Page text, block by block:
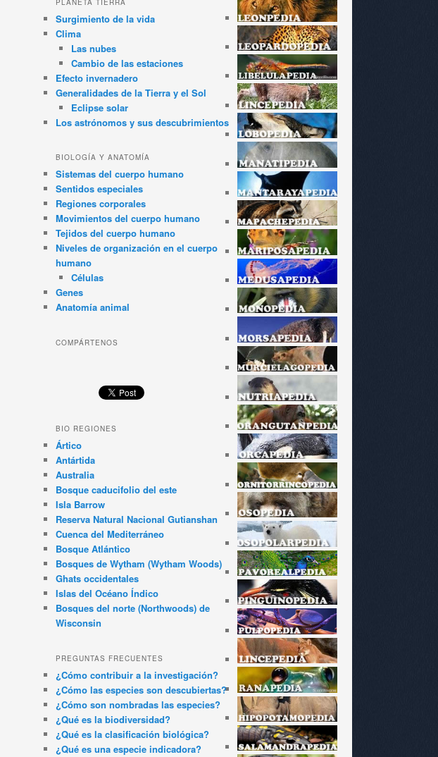
PLANETA TIERRA
Surgimiento de la vida
Clima
Las nubes
Cambio de las estaciones
Efecto invernadero
Generalidades de la Tierra y el Sol
Eclipse solar
Los astrónomos y sus descubrimientos
BIOLOGÍA Y ANATOMÍA
Sistemas del cuerpo humano
Sentidos especiales
Regiones corporales
Movimientos del cuerpo humano
Tejidos del cuerpo humano
Niveles de organización en el cuerpo
humano
Células
Genes
Anatomía animal
COMPÁRTENOS
BIO REGIONES
Ártico
Antártida
Australia
Bosque caducifolio del este
Isla Barrow
Reserva Natural Nacional Gutianshan
Cuenca del Mediterráneo
Bosque Atlántico
Bosques de Wytham (Wytham Woods)
Ghats occidentales
Islas del Océano Índico
Bosques del norte (Northwoods) de
Wisconsin
PREGUNTAS FRECUENTES
¿Cómo contribuir a la investigación?
¿Cómo las especies son descubiertas?
¿Cómo son nombradas las especies?
¿Qué es la biodiversidad?
¿Qué es la clasificación biológica?
¿Qué es una especie indicadora?